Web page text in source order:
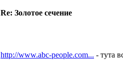
Re: Золотое сечение
http://www.abc-people.com... - тута